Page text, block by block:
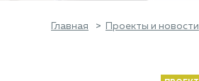
Главная Проекты и новости